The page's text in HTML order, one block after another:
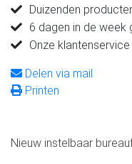
Duizenden
6 dagen in de week
Onze
Delen via mail
Printen
Nieuw instelbaar